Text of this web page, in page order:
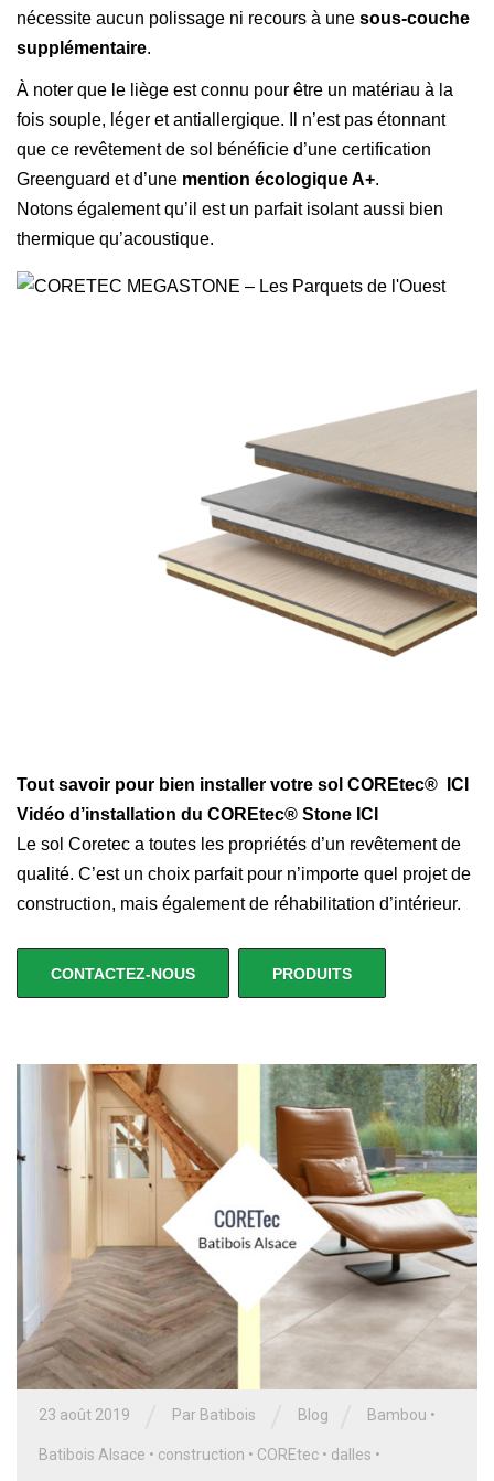
nécessite aucun polissage ni recours à une sous-couche
supplémentaire.
À noter que le liège est connu pour être un matériau à la
fois souple, léger et antiallergique. Il n’est pas étonnant
que ce revêtement de sol bénéficie d’une certification
Greenguard et d’une mention écologique A+.
Notons également qu’il est un parfait isolant aussi bien
thermique qu’acoustique.
Tout savoir pour bien installer votre sol COREtec® ICI
Vidéo d’installation du COREtec® Stone ICI
Le sol Coretec a toutes les propriétés d’un revêtement de
qualité. C’est un choix parfait pour n’importe quel projet de
construction, mais également de réhabilitation d’intérieur.
CONTACTEZ-NOUS PRODUITS
23 août 2019 Par Batibois Blog Bambou •
Batibois Alsace • construction • COREtec • dalles •